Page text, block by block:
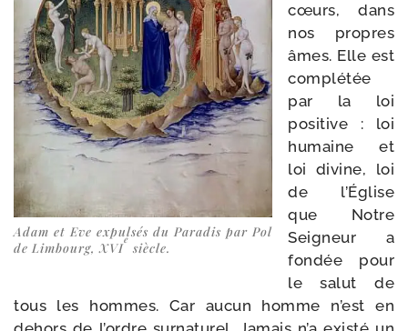
Adam et Eve expul­sés du Paradis par Pol
de Limbourg, XVI
e
siècle.
cœurs, dans
nos propres
âmes. Elle est
com­plé­tée
par la loi
posi­tive : loi
humaine et
loi divine, loi
de l’Église
que Notre
Seigneur a
fon­dée pour
le salut de
tous les hommes. Car aucun homme n’est en